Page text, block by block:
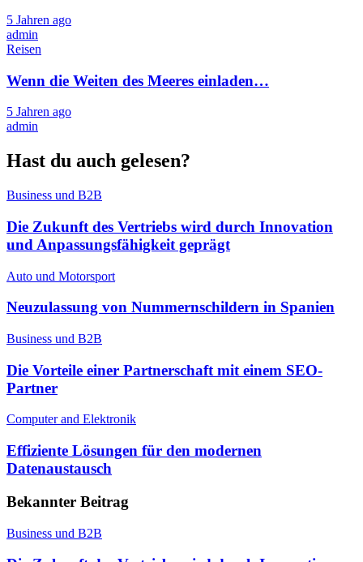
5 Jahren ago
admin
Reisen
Wenn die Weiten des Meeres einladen…
5 Jahren ago
admin
Hast du auch gelesen?
Business und B2B
Die Zukunft des Vertriebs wird durch Innovation
und Anpassungsfähigkeit geprägt
Auto und Motorsport
Neuzulassung von Nummernschildern in Spanien
Business und B2B
Die Vorteile einer Partnerschaft mit einem SEO-
Partner
Computer and Elektronik
Effiziente Lösungen für den modernen
Datenaustausch
Bekannter Beitrag
Business und B2B